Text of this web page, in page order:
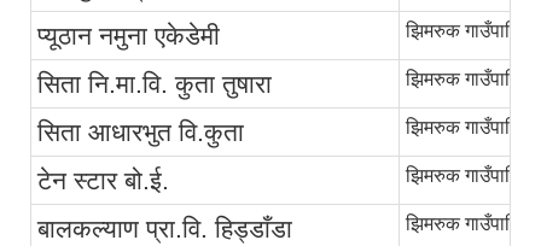
प्यूठान नमुना एकेडेमी
झिमरुक
सिता नि.मा.वि. कुता तुषारा झिमरुक
सिता आधारभुत वि.कुता झिमरुक
टेन स्टार बो.ई. झिमरुक
बालकल्याण प्रा.वि. हिड्डाँडा झिमरुक